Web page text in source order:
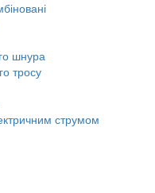
шнура
тросу
струмом